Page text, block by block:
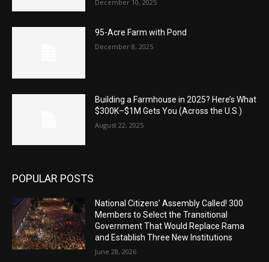
December 10, 2025
95-Acre Farm with Pond
December 8, 2025
Building a Farmhouse in 2025? Here’s What
$300K–$1M Gets You (Across the U.S.)
August 22, 2025
POPULAR POSTS
National Citizens’ Assembly Called! 300
Members to Select the Transitional
Government That Would Replace Rama
and Establish Three New Institutions
June 28, 2026